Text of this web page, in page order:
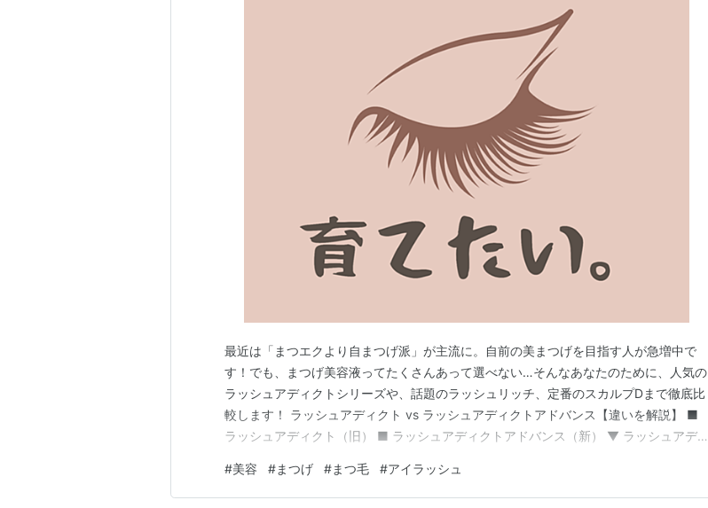
最近は「まつエクより自まつげ派」が主流に。自前の美まつげを目指す人が急増中で
す！でも、まつげ美容液ってたくさんあって選べない…そんなあなたのために、人気の
ラッシュアディクトシリーズや、話題のラッシュリッチ、定番のスカルプDまで徹底比
較します！ ラッシュアディクト vs ラッシュアディクトアドバンス【違いを解説】 ■
ラッシュアディクト（旧） ■ ラッシュアディクトアドバンス（新） ▼ ラッシュアデ
ロート製薬「ラッシュリッチ」 【プチプラ代表】スカルプD ピュアフリーアイラッシ
ュセラム ■ アンファー スカルプ…
#美容 #まつげ #まつ毛 #アイラッシュ